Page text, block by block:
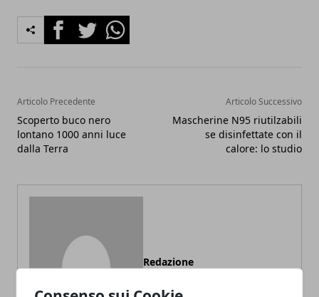
FacebookTwitterWhatsapp
Articolo Precedente
Scoperto buco nero
lontano 1000 anni luce
dalla Terra
Articolo Successivo
Mascherine N95 riutilzabili
se disinfettate con il
calore: lo studio
Redazione